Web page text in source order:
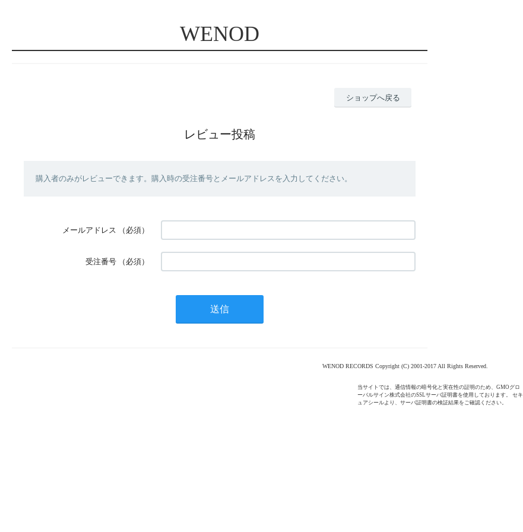
WENOD
ショップへ戻る
レビュー投稿
購入者のみがレビューできます。購入時の受注番号とメールアドレスを入力してください。
メールアドレス （必須）
受注番号 （必須）
WENOD RECORDS Copyright (C) 2001-2017 All Rights Reserved.
当サイトでは、通信情報の暗号化と実在性の証明のため、GMOグロ
ーバルサイン株式会社のSSLサーバ証明書を使用しております。 セキ
ュアシールより、サーバ証明書の検証結果をご確認ください。